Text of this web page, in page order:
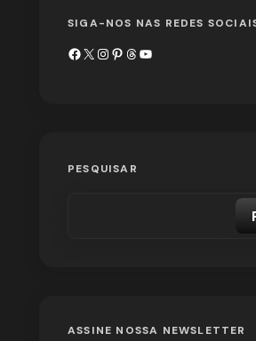
SIGA-NOS NAS REDES
PESQUISAR
ASSINE NOSSA NEWSLETTER